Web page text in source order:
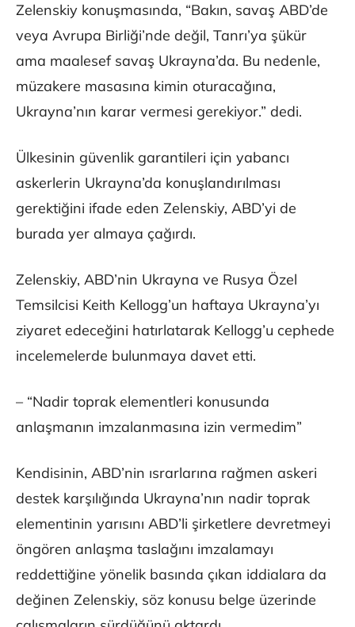
Zelenskiy konuşmasında, “Bakın, savaş ABD’de
veya Avrupa Birliği’nde değil, Tanrı’ya şükür
ama maalesef savaş Ukrayna’da. Bu nedenle,
müzakere masasına kimin oturacağına,
Ukrayna’nın karar vermesi gerekiyor.” dedi.
Ülkesinin güvenlik garantileri için yabancı
askerlerin Ukrayna’da konuşlandırılması
gerektiğini ifade eden Zelenskiy, ABD’yi de
burada yer almaya çağırdı.
Zelenskiy, ABD’nin Ukrayna ve Rusya Özel
Temsilcisi Keith Kellogg’un haftaya Ukrayna’yı
ziyaret edeceğini hatırlatarak Kellogg’u cephede
incelemelerde bulunmaya davet etti.
– “Nadir toprak elementleri konusunda
anlaşmanın imzalanmasına izin vermedim”
Kendisinin, ABD’nin ısrarlarına rağmen askeri
destek karşılığında Ukrayna’nın nadir toprak
elementinin yarısını ABD’li şirketlere devretmeyi
öngören anlaşma taslağını imzalamayı
reddettiğine yönelik basında çıkan iddialara da
değinen Zelenskiy, söz konusu belge üzerinde